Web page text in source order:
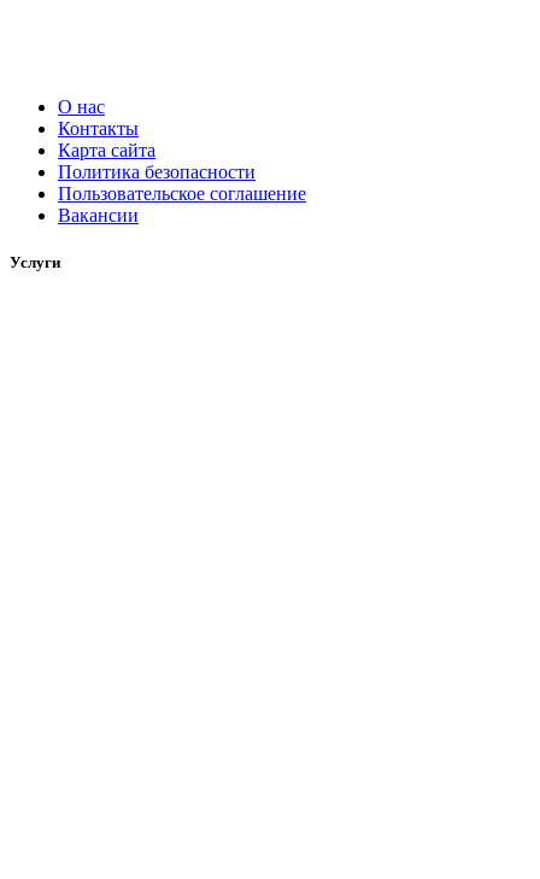
О нас
Контакты
Карта сайта
Политика безопасности
Пользовательское соглашение
Вакансии
Услуги